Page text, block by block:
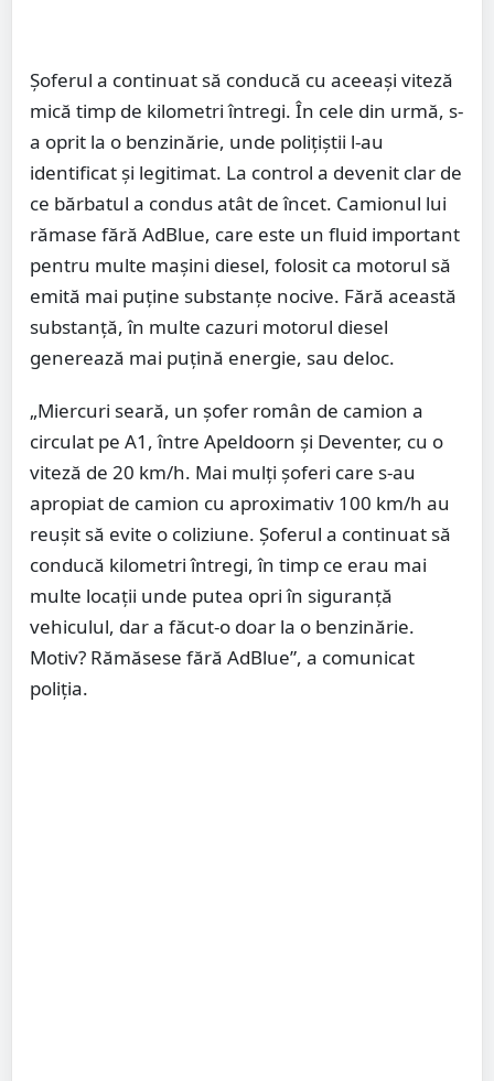
Șoferul a continuat să conducă cu aceeași viteză
mică timp de kilometri întregi. În cele din urmă, s-
a oprit la o benzinărie, unde polițiștii l-au
identificat și legitimat. La control a devenit clar de
ce bărbatul a condus atât de încet. Camionul lui
rămase fără AdBlue, care este un fluid important
pentru multe mașini diesel, folosit ca motorul să
emită mai puține substanțe nocive. Fără această
substanță, în multe cazuri motorul diesel
generează mai puțină energie, sau deloc.
„Miercuri seară, un șofer român de camion a
circulat pe A1, între Apeldoorn și Deventer, cu o
viteză de 20 km/h. Mai mulți șoferi care s-au
apropiat de camion cu aproximativ 100 km/h au
reușit să evite o coliziune. Șoferul a continuat să
conducă kilometri întregi, în timp ce erau mai
multe locații unde putea opri în siguranță
vehiculul, dar a făcut-o doar la o benzinărie.
Motiv? Rămăsese fără AdBlue”, a comunicat
poliția.